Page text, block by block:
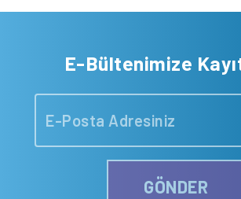
E-Bültenimize
GÖNDER